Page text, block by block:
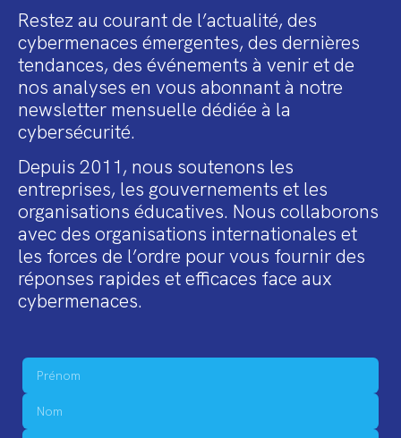
Restez au courant de l’actualité, des
cybermenaces émergentes, des dernières
tendances, des événements à venir et de
nos analyses en vous abonnant à notre
newsletter mensuelle dédiée à la
cybersécurité.
Depuis 2011, nous soutenons les
entreprises, les gouvernements et les
organisations éducatives. Nous collaborons
avec des organisations internationales et
les forces de l’ordre pour vous fournir des
réponses rapides et efficaces face aux
cybermenaces.